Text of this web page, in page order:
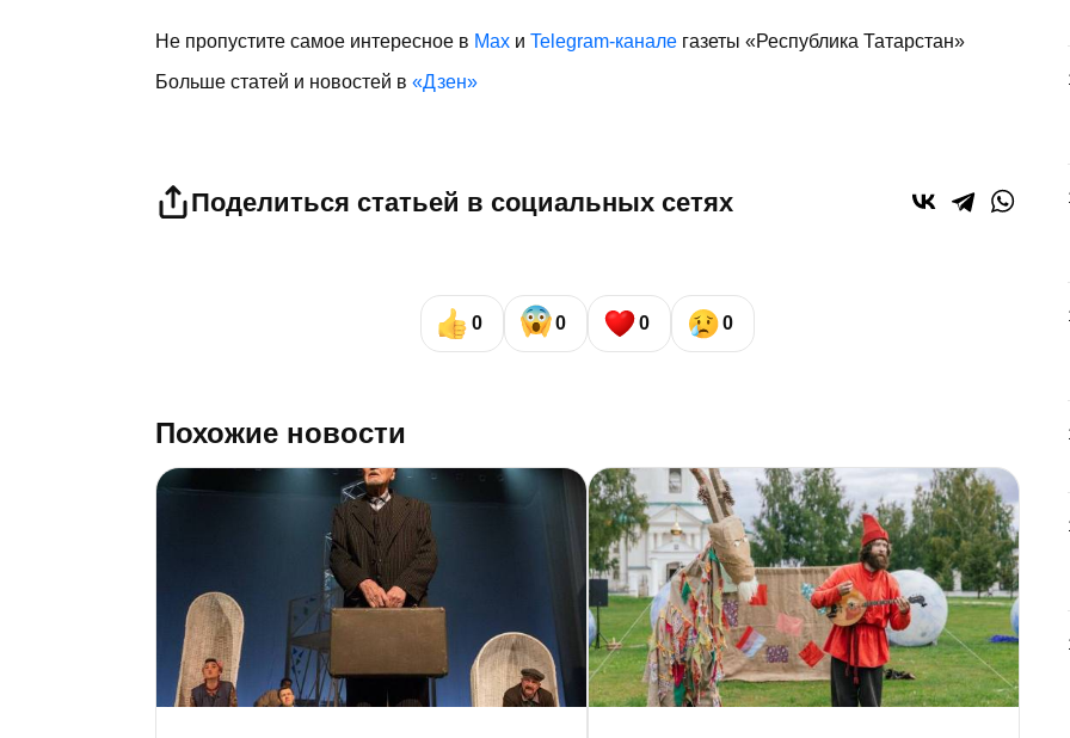
Не пропустите самое интересное в Max и Telegram-канале газеты «Республика Татарстан»
Больше статей и новостей в «Дзен»
Поделиться статьей в социальных сетях
0 0 0 0
Похожие новости